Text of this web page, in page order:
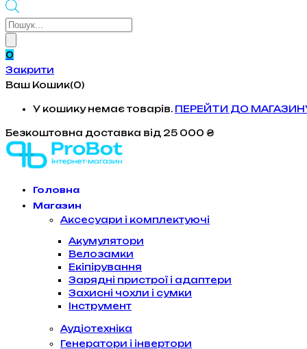
Products
0
Закрити
Ваш Кошик(0)
У кошику немає товарів. ПЕРЕЙТИ ДО
Безкоштовна доставка від 25 000 ₴
Головна
Магазин
Аксесуари і комплектуючі
Акумулятори
Велозамки
Екіпірування
Зарядні пристрої і адаптери
Захисні чохли і сумки
Інструмент
Аудіотехніка
Генератори і інвертори